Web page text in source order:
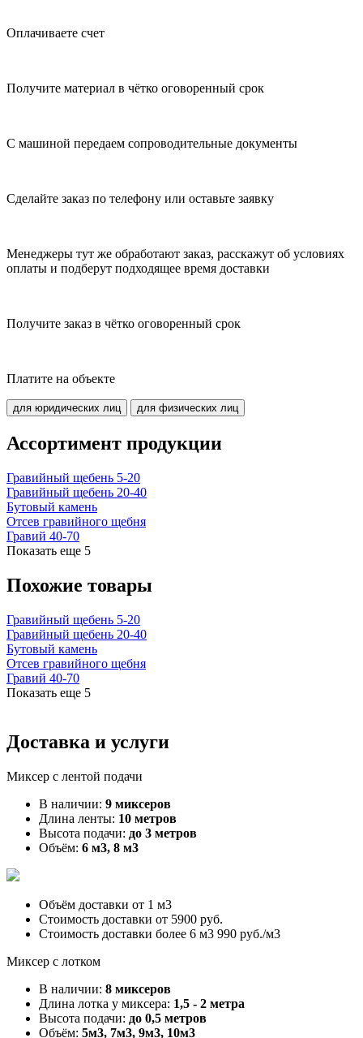
Оплачиваете счет
Получите материал в чётко оговоренный срок
С машиной передаем сопроводительные документы
Сделайте заказ по телефону или оставьте заявку
Менеджеры тут же обработают заказ, расскажут об условиях
оплаты и подберут подходящее время доставки
Получите заказ в чётко оговоренный срок
Платите на объекте
для юридических лиц для физических лиц
Ассортимент продукции
Гравийный щебень 5-20
Гравийный щебень 20-40
Бутовый камень
Отсев гравийного щебня
Гравий 40-70
Показать еще 5
Похожие товары
Гравийный щебень 5-20
Гравийный щебень 20-40
Бутовый камень
Отсев гравийного щебня
Гравий 40-70
Показать еще 5
Доставка и услуги
Миксер с лентой подачи
В наличии: 9 миксеров
Длина ленты: 10 метров
Высота подачи: до 3 метров
Объём: 6 м3, 8 м3
Объём доставки от 1 м3
Стоимость доставки от 5900 руб.
Стоимость доставки более 6 м3 990 руб./м3
Миксер с лотком
В наличии: 8 миксеров
Длина лотка у миксера: 1,5 - 2 метра
Высота подачи: до 0,5 метров
Объём: 5м3, 7м3, 9м3, 10м3